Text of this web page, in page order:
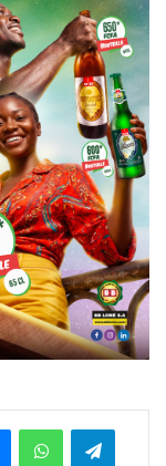
MessengerWhatsAppTelegram